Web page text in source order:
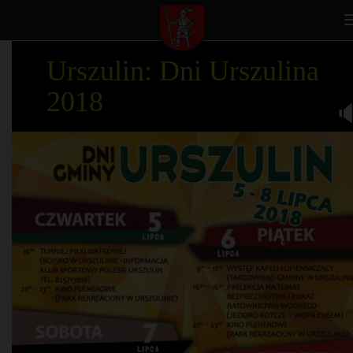
Urszulin: Dni Urszulina
2018